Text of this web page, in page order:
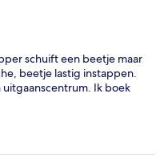
schuift een beetje maar
beetje lastig instappen.
Ik boek